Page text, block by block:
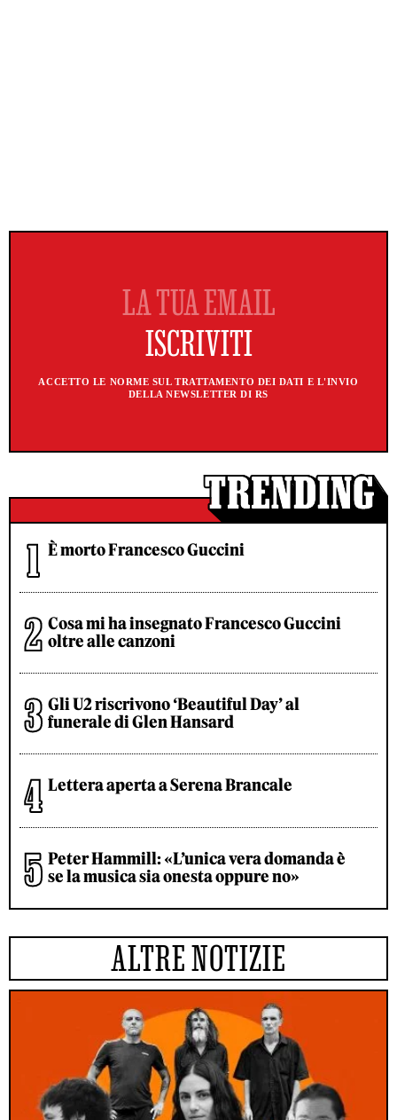
ACCETTO LE NORME SUL TRATTAMENTO DEI DATI E L'INVIO
DELLA NEWSLETTER DI RS
È morto Francesco Guccini
Cosa mi ha insegnato Francesco Guccini
oltre alle canzoni
Gli U2 riscrivono ‘Beautiful Day’ al
funerale di Glen Hansard
Lettera aperta a Serena Brancale
Peter Hammill: «L’unica vera domanda è
se la musica sia onesta oppure no»
ALTRE NOTIZIE